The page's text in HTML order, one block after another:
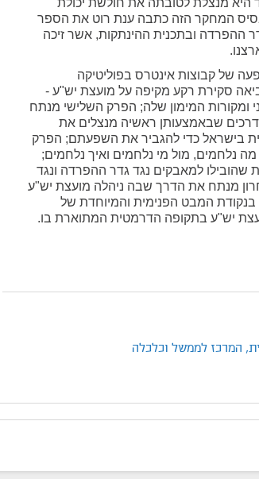
היא מנצלת לטובתה את חולשת יכולת
המחקר הזה כתבה ענת רוט את הספר
ההפרדה ובתכנית ההינתקות, אשר זיכה
של קבוצות אינטרס בפוליטיקה
סקירת רקע מקיפה על מועצת יש"ע -
ומקורות המימון שלה; הפרק השלישי מנתח
שבאמצעותן ראשיה מנצלים את
בישראל כדי להגביר את השפעתם; הפרק
נלחמים, מול מי נלחמים ואיך נלחמים;
למאבקים נגד גדר ההפרדה ונגד
מנתח את הדרך שבה ניהלה מועצת יש"ע
המבט הפנימית והמיוחדת של
יש"ע בתקופה הדרמטית המתוארת בו.
המרכז לממשל וכלכלה